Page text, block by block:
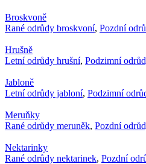
Broskvoně
Rané odrůdy broskvoní, Pozdní
Hrušně
Letní odrůdy hrušní, Podzimní
Jabloně
Letní odrůdy jabloní, Podzimní
Meruňky
Rané odrůdy meruněk, Pozdní
Nektarinky
Rané odrůdy nektarinek, Pozdní